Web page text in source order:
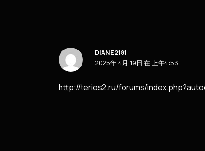
DIANE2181
2025年 4月 19日 在 上午4:53
http://terios2.ru/forums/